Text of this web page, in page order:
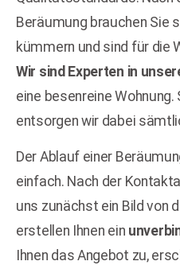
Beräumung brauchen Sie
kümmern und sind für die
Wir sind Experten in
eine besenreine
entsorgen wir dabei
Der Ablauf einer
einfach. Nach der
uns zunächst ein Bild von
erstellen Ihnen ein
Ihnen das Angebot zu,